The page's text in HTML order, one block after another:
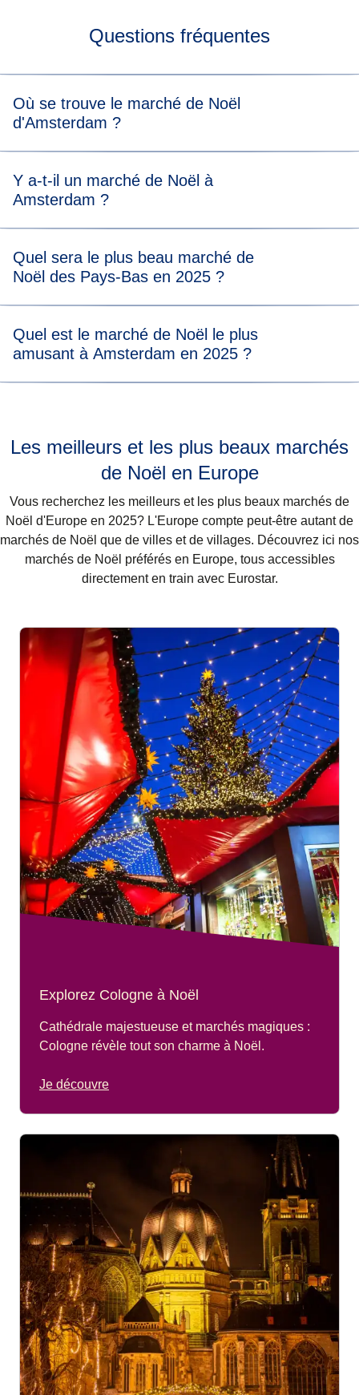
Questions fréquentes
Où se trouve le marché de Noël
d'Amsterdam ?
principalement aux endroits suivants : RAI, Museumplein,
Le Bazar, café Ceuvel et Amstelveen
Y a-t-il un marché de Noël à
Amsterdam ?
Amsterdam en 2025 :
- Le marché de Noël du RAI Amsterdam
- Foire d'hiver à De Bazaar
- Le marché de Noël durable à De Ceuvel
Quel sera le plus beau marché de
Noël des Pays-Bas en 2025 ?
Amsterdam sont sans aucun doute parmi les plus beaux
du pays. Découvrez plus en détail les marchés d'hiver
Quel est le marché de Noël le plus
amusant à Amsterdam en 2025 ?
trouverez toutes les informations sur les marchés de Noël
qui auront lieu à Amsterdam cette année.
Les meilleurs et les plus beaux marchés
de Noël en Europe
Vous recherchez les meilleurs et les plus beaux marchés de
Noël d'Europe en 2025? L'Europe compte peut-être autant de
marchés de Noël que de villes et de villages. Découvrez ici nos
marchés de Noël préférés en Europe, tous accessibles
directement en train avec Eurostar.
Explorez Cologne à Noël
Cathédrale majestueuse et marchés magiques :
Cologne révèle tout son charme à Noël.
Je découvre